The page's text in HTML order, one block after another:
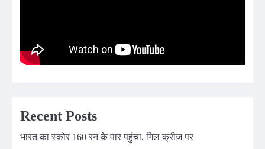
Recent Posts
भारत का स्कोर 160 रन के पार पहुंचा, गिल क्रीज पर